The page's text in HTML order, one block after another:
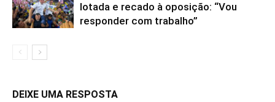
lotada e recado à oposição: “Vou
responder com trabalho”
DEIXE UMA RESPOSTA